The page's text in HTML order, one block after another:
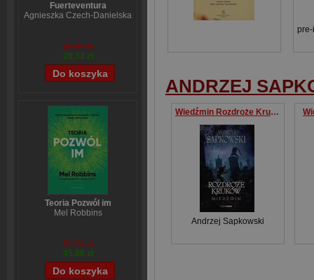
Fuerteventura
Agnieszka Czech-Danielska
38,44 zł
28,33 zł
Teoria Pozwól im
Mel Robbins
59,74 zł
45,06 zł
ANDRZEJ
Wiedźmin Rozdroże Kruków
Andrzej Sapkowski